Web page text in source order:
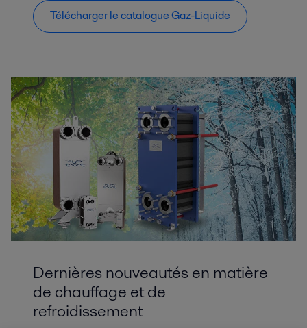
Télécharger le catalogue Gaz-Liquide
Dernières nouveautés en matière
de chauffage et de
refroidissement